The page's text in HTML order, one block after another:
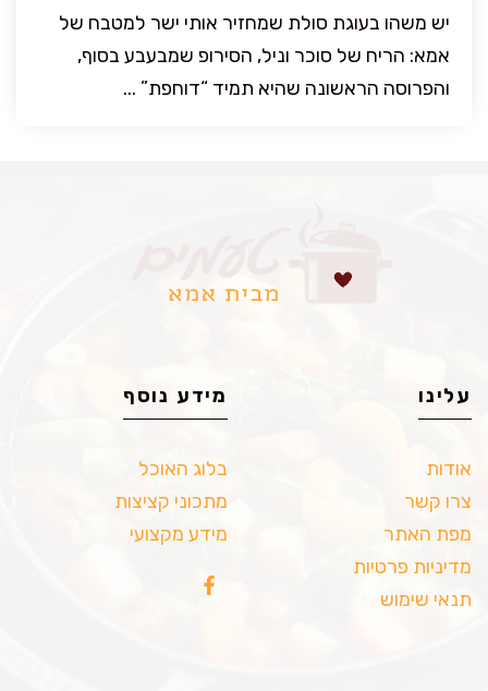
יש משהו בעוגת סולת שמחזיר אותי ישר למטבח של
אמא: הריח של סוכר וניל, הסירופ שמבעבע בסוף,
והפרוסה הראשונה שהיא תמיד “דוחפת” ...
עלינו
אודות
צרו קשר
מפת האתר
מדיניות פרטיות
תנאי שימוש
מידע נוסף
בלוג האוכל
מתכוני קציצות
מידע מקצועי